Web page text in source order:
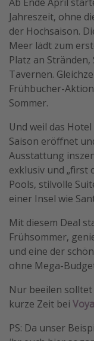
Jahreszeit, ohne
der Hochsaison.
Meer lädt zum
Platz an
Tavernen.
Frühbucher-
Sommer.
Und weil das
Saison eröffnet
Ausstattung
exklusiv und „first
Pools, stilvolle
einer Insel wie
Mit diesem Deal
Frühsommer,
und eine der
ohne Mega-
Nur beeilen
kurze Zeit bei
PS: Da unser